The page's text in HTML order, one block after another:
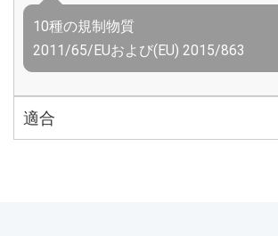
10種の規制物質
2011/65/EUおよび(EU) 2015/863
適合